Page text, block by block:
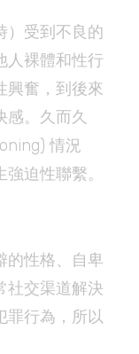
）受到不良的
人裸體和性行
興奮，到後來
感。久而久
情況
迫性聯繫。
的性格、自卑
社交渠道解決
罪行為，所以